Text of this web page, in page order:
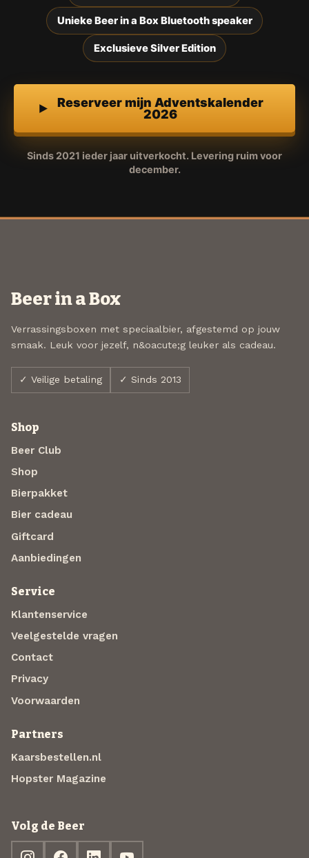
Unieke Beer in a Box Bluetooth speaker
Exclusieve Silver Edition
Reserveer mijn Adventskalender
2026
Sinds 2021 ieder jaar uitverkocht. Levering ruim voor
december.
Beer in a Box
Verrassingsboxen met speciaalbier, afgestemd op jouw
smaak. Leuk voor jezelf, n&oacute;g leuker als cadeau.
✓ Veilige betaling ✓ Sinds 2013
Shop
Beer Club
Shop
Bierpakket
Bier cadeau
Giftcard
Aanbiedingen
Service
Klantenservice
Veelgestelde vragen
Contact
Privacy
Voorwaarden
Partners
Kaarsbestellen.nl
Hopster Magazine
Volg de Beer